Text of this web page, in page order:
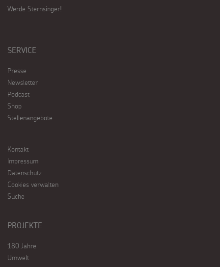
Werde Sternsinger!
SERVICE
Presse
Newsletter
Podcast
Shop
Stellenangebote
Kontakt
Impressum
Datenschutz
Cookies verwalten
Suche
PROJEKTE
180 Jahre
Umwelt